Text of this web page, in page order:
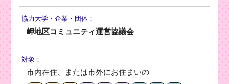
協力大学・企業・団体：
岬地区コミュニティ運営協議会
対象：
市内在住、または市外にお住まいの